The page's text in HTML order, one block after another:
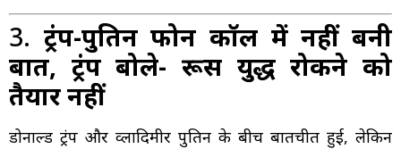
3. ट्रंप-पुतिन फोन कॉल में नहीं बनी
बात, ट्रंप बोले- रूस युद्ध रोकने को
तैयार नहीं
डोनाल्ड ट्रंप और व्लादिमीर पुतिन के बीच बातचीत हुई, लेकिन